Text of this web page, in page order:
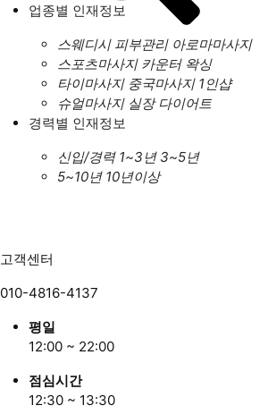
업종별 인재정보
스웨디시 피부관리 아로마마사지
스포츠마사지 카운터 왁싱
타이마사지 중국마사지 1인샵
슈얼마사지 실장 다이어트
경력별 인재정보
신입/경력 1~3년 3~5년
5~10년 10년이상
고객센터
010-4816-4137
평일
12:00 ~ 22:00
점심시간
12:30 ~ 13:30